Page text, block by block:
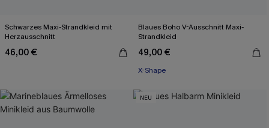
Schwarzes Maxi-Strandkleid mit
Herzausschnitt
46,00 €
Blaues Boho V-Ausschnitt Maxi-
Strandkleid
49,00 €
X-Shape
NEU